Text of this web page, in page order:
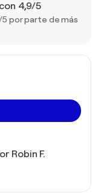
4,9/5
por parte de más
Robin F.